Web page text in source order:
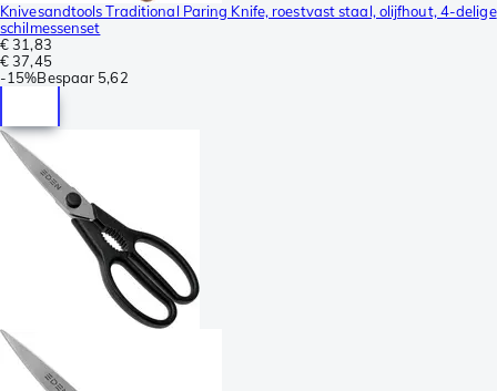
Knivesandtools Traditional Paring Knife, roestvast staal, olijfhout, 4-delige
schilmessenset
€ 31,83
€ 37,45
-15%Bespaar 5,62